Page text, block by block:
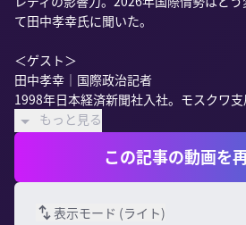
て田中孝幸氏に聞いた。
＜ゲスト＞
田中孝幸｜国際政治記者
1998年日本経済新聞社入社。モスクワ
もっと見る
この記事の動画を
表示モード (ライト)